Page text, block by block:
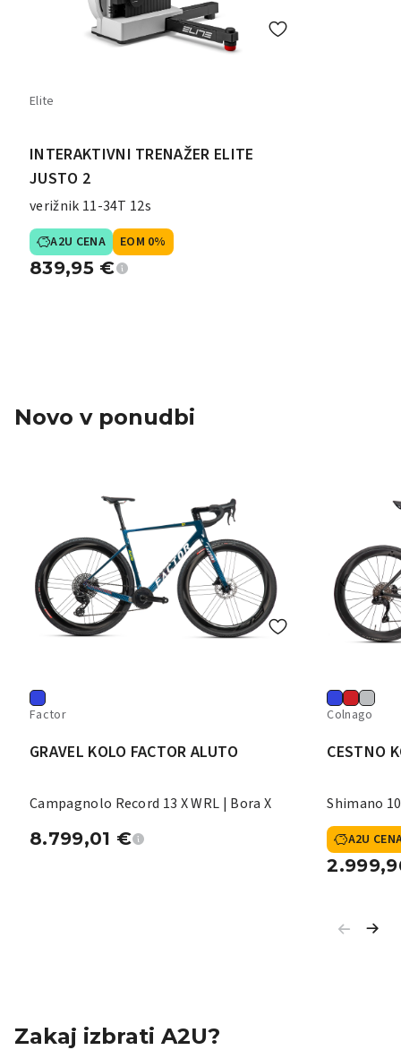
Elite
INTERAKTIVNI TRENAŽER ELITE
JUSTO 2
verižnik 11-34T 12s
A2U CENA EOM 0%
839,95 €
Novo v ponudbi
Factor
GRAVEL KOLO FACTOR ALUTO
Campagnolo Record 13 X WRL | Bora X
8.799,01 €
Colnago
CESTNO
Shimano
A2U
Zakaj izbrati A2U?